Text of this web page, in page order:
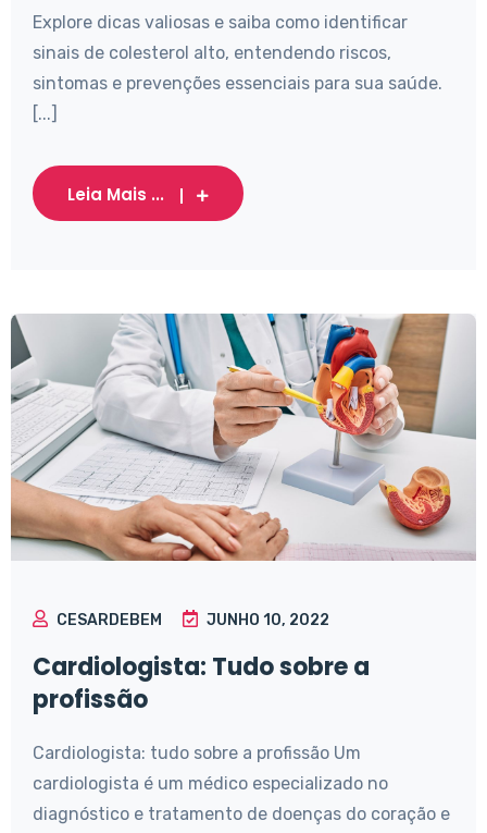
Explore dicas valiosas e saiba como identificar
sinais de colesterol alto, entendendo riscos,
sintomas e prevenções essenciais para sua saúde.
[...]
Leia Mais ...
CESARDEBEM JUNHO 10, 2022
Cardiologista: Tudo sobre a
profissão
Cardiologista: tudo sobre a profissão Um
cardiologista é um médico especializado no
diagnóstico e tratamento de doenças do coração e